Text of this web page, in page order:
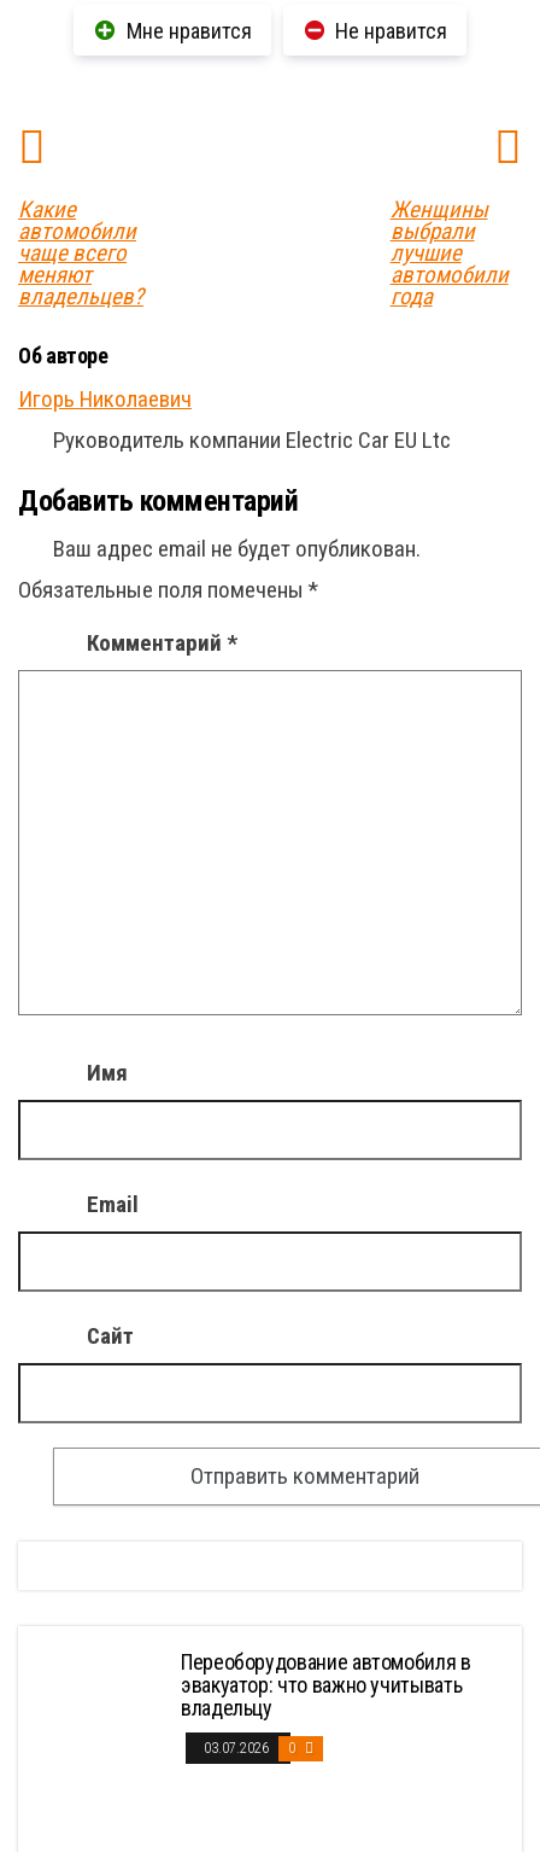
Мне нравится Не нравится
Какие
автомобили
чаще всего
меняют
владельцев?
Женщины
выбрали
лучшие
автомобили
года
Об авторе
Игорь Николаевич
Руководитель компании Electric Car EU Ltc
Добавить комментарий
Ваш адрес email не будет опубликован.
Обязательные поля помечены *
Комментарий *
Имя
Email
Сайт
Переоборудование автомобиля в
эвакуатор: что важно учитывать
владельцу
03.07.2026 0